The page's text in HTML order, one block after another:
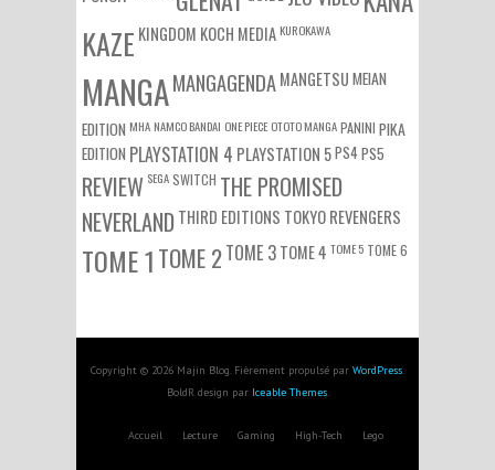
KAZE KINGDOM KOCH MEDIA KUROKAWA
MANGAMANGAGENDAMANGETSUMEIAN
EDITION MHA NAMCO BANDAI ONE PIECE OTOTO MANGAPANINI PIKA
EDITION PLAYSTATION 4 PLAYSTATION 5PS4PS5
REVIEW SEGASWITCH THE PROMISED
NEVERLAND THIRD EDITIONS TOKYO REVENGERS
TOME 1TOME 2TOME 3TOME 4 TOME 5 TOME 6
Copyright © 2026 Majin Blog. Fièrement propulsé par WordPress
BoldR design par Iceable Themes.
Accueil Lecture Gaming High-Tech Lego